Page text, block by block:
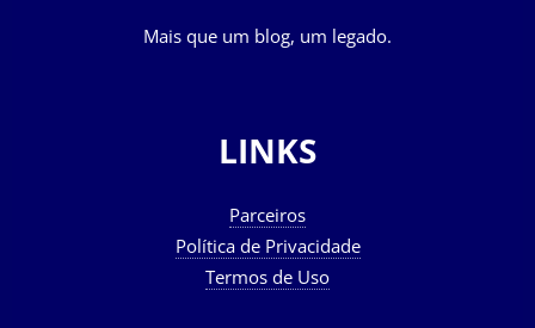
Mais que um blog, um legado.
LINKS
Parceiros
Política de Privacidade
Termos de Uso